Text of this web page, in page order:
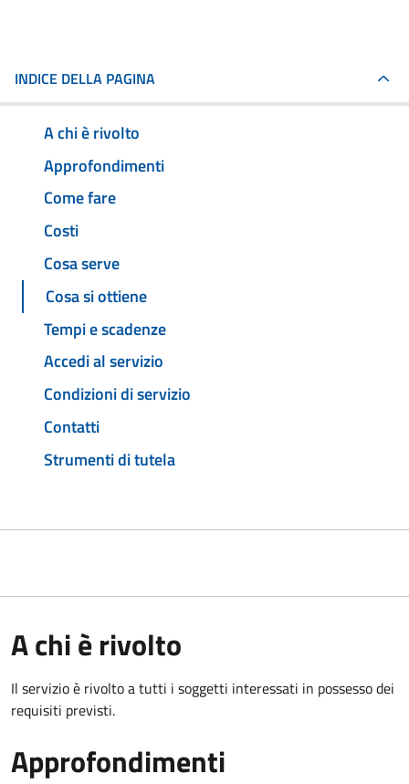
INDICE DELLA PAGINA
A chi è rivolto
Approfondimenti
Come fare
Costi
Cosa serve
Cosa si ottiene
Tempi e scadenze
Accedi al servizio
Condizioni di servizio
Contatti
Strumenti di tutela
A chi è rivolto
Il servizio è rivolto a tutti i soggetti interessati in possesso dei
requisiti previsti.
Approfondimenti